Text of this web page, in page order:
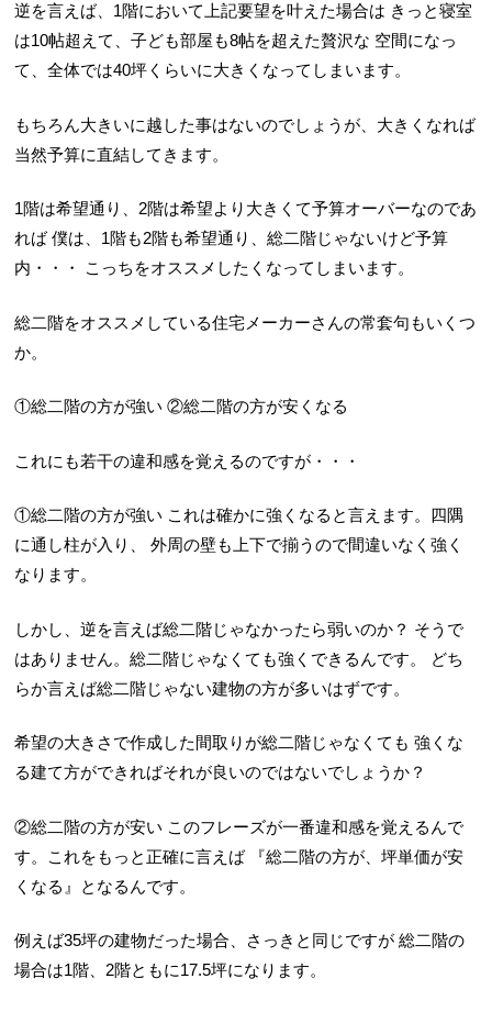
逆を言えば、1階において上記要望を叶えた場合は きっと寝室
は10帖超えて、子ども部屋も8帖を超えた贅沢な 空間になっ
て、全体では40坪くらいに大きくなってしまいます。
もちろん大きいに越した事はないのでしょうが、大きくなれば
当然予算に直結してきます。
1階は希望通り、2階は希望より大きくて予算オーバーなのであ
れば僕は、1階も2階も希望通り、総二階じゃないけど予算
内・・・
こっちをオススメしたくなってしまいます。
総二階をオススメしている住宅メーカーさんの常套句もいくつ
か。
①総二階の方が強い ②総二階の方が安くなる
これにも若干の違和感を覚えるのですが・・・
①総二階の方が強い これは確かに強くなると言えます。四隅
に通し柱が入り、
外周の壁も上下で揃うので間違いなく強く
なります。
しかし、逆を言えば総二階じゃなかったら弱いのか？ そうで
はありません。総二階じゃなくても強くできるんです。
どち
らか言えば総二階じゃない建物の方が多いはずです。
希望の大きさで作成した間取りが総二階じゃなくても 強くな
る建て方ができればそれが良いのではないでしょうか？
②総二階の方が安い このフレーズが一番違和感を覚えるんで
す。これをもっと正確に言えば『総二階の方が、坪単価が安
くなる』となるんです。
例えば35坪の建物だった場合、さっきと同じですが 総二階の
場合は1階、2階ともに17.5坪になります。